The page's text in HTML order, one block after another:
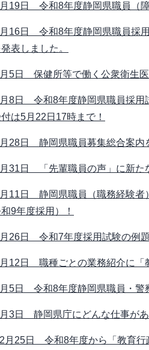
19日 令和8年度静岡県職員（
16日 令和8年度静岡県職員採
表しました。
5日 保健所等で働く公衆衛生
8日 令和8年度静岡県職員採用
は5月22日17時まで！
28日 静岡県職員募集総合案内
31日 「先輩職員の声」に新た
11日 静岡県職員（職務経験者
9年度採用）！
26日 令和7年度採用試験の例題
12日 職種ごとの業務紹介に「
5日 令和8年度静岡県職員・警
3日 静岡県庁にどんな仕事が
月25日 令和8年度から「教育行